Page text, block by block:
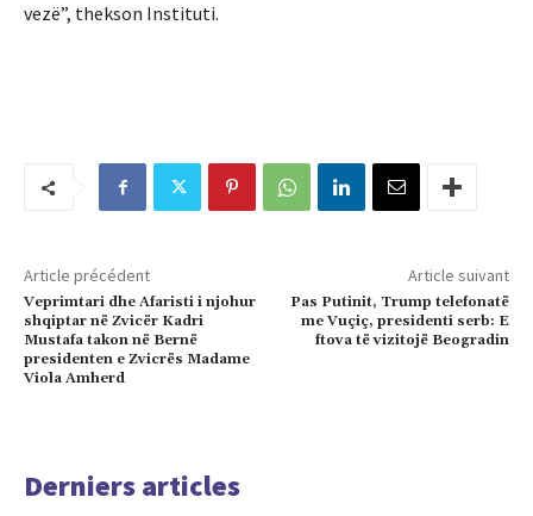
vezë”, thekson Instituti.
Article précédent
Veprimtari dhe Afaristi i njohur
shqiptar në Zvicër Kadri
Mustafa takon në Bernë
presidenten e Zvicrës Madame
Viola Amherd
Article suivant
Pas Putinit, Trump telefonatë
me Vuçiç, presidenti serb: E
ftova të vizitojë Beogradin
Derniers articles